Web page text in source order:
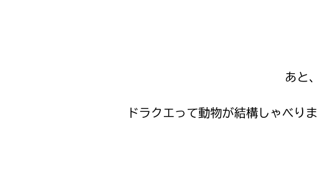
あと
ドラクエって動物が結構しゃべり